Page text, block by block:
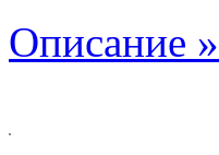
Описание »